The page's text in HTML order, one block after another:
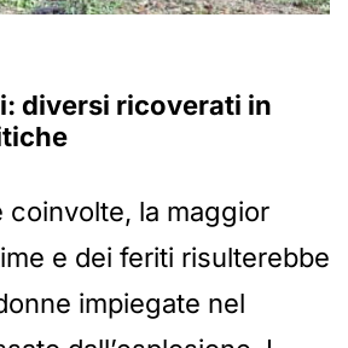
diversi ricoverati in
coinvolte, la maggior
e dei feriti risulterebbe
impiegate nel